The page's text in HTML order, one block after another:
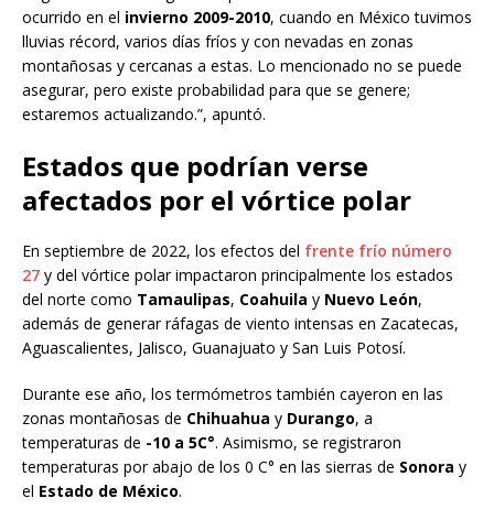
ocurrido en el invierno 2009-2010, cuando en México tuvimos
lluvias récord, varios días fríos y con nevadas en zonas
montañosas y cercanas a estas. Lo mencionado no se puede
asegurar, pero existe probabilidad para que se genere;
estaremos actualizando.”, apuntó.
Estados que podrían verse
afectados por el vórtice polar
En septiembre de 2022, los efectos del frente frío número
27 y del vórtice polar impactaron principalmente los estados
del norte como Tamaulipas, Coahuila y Nuevo León,
además de generar ráfagas de viento intensas en Zacatecas,
Aguascalientes, Jalisco, Guanajuato y San Luis Potosí.
Durante ese año, los termómetros también cayeron en las
zonas montañosas de Chihuahua y Durango, a
temperaturas de -10 a 5C°. Asimismo, se registraron
temperaturas por abajo de los 0 C° en las sierras de Sonora y
el Estado de México.